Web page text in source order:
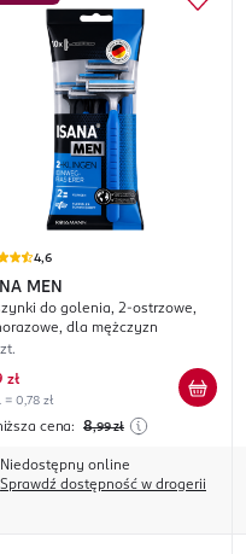
4,6
MEN
do golenia, 2-ostrzowe,
dla mężczyzn
zł
= 0,78 zł
cena: 8,99 zł
Niedostępny online
Sprawdź dostępność w drogerii